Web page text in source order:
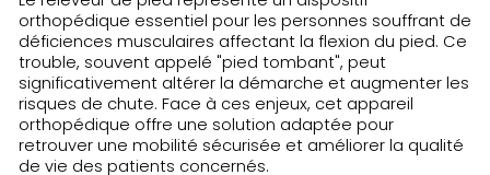
orthopédique essentiel pour les personnes souffrant de
déficiences musculaires affectant la flexion du pied. Ce
trouble, souvent appelé "pied tombant", peut
significativement altérer la démarche et augmenter les
risques de chute. Face à ces enjeux, cet appareil
orthopédique offre une solution adaptée pour
retrouver une mobilité sécurisée et améliorer la qualité
de vie des patients concernés.